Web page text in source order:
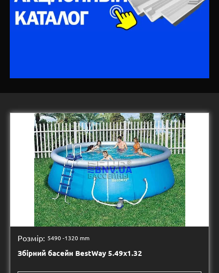
Розмір: 5490 -1320 mm
Збірний басейн BestWay 5.49х1.32